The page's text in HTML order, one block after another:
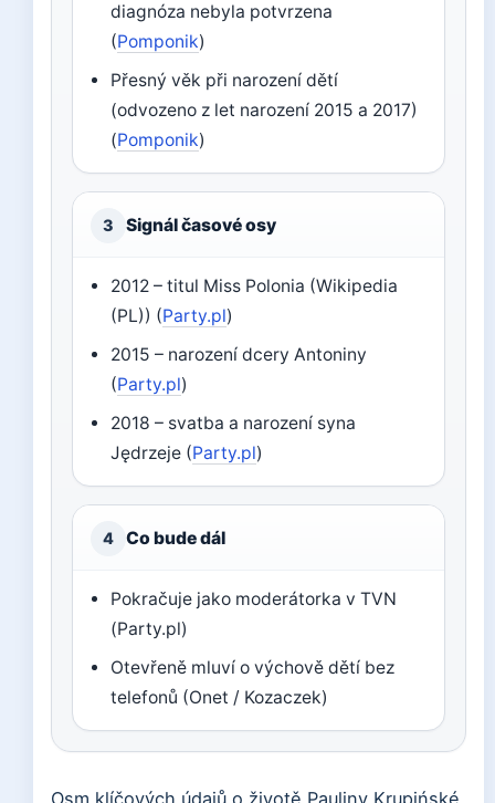
diagnóza nebyla potvrzena
(Pomponik)
Přesný věk při narození dětí
(odvozeno z let narození 2015 a 2017)
(Pomponik)
3 Signál časové osy
2012 – titul Miss Polonia (Wikipedia
(PL)) (Party.pl)
2015 – narození dcery Antoniny
(Party.pl)
2018 – svatba a narození syna
Jędrzeje (Party.pl)
4 Co bude dál
Pokračuje jako moderátorka v TVN
(Party.pl)
Otevřeně mluví o výchově dětí bez
telefonů (Onet / Kozaczek)